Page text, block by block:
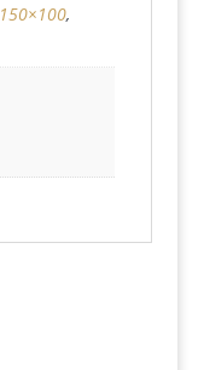
150×100,